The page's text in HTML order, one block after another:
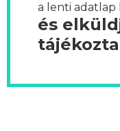
a lenti adatlap
és